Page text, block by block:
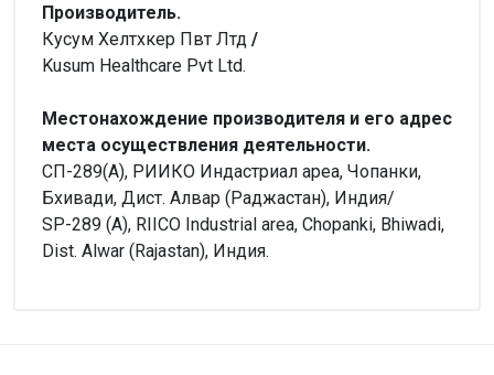
Производитель.
Кусум Хелтхкер Пвт Лтд /
Kusum Healthcare Pvt Ltd.
Местонахождение производителя и его адрес
места осуществления деятельности.
СП-289(А), РИИКО Индастриал ареа, Чопанки,
Бхивади, Дист. Алвар (Раджастан), Индия/
SP-289 (A), RIICO Industrial area, Chopanki, Bhiwadi,
Dist. Alwar (Rajastan), Индия.